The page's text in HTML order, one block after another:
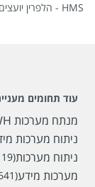
HMS - הלפרין יועצים
עוד תחומים
מנתח מערכות BI / DWH
ניתוח מערכות
ניתוח מערכות(119)
מערכות מידע(641)